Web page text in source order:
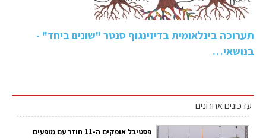
תערוכה בינלאומית בדיזינגוף סנטר "שונים ביחד" -
בנושאי…
עדכונים אחרונים
פסטיבל אופקים ה-11 חוזר עם מופעים